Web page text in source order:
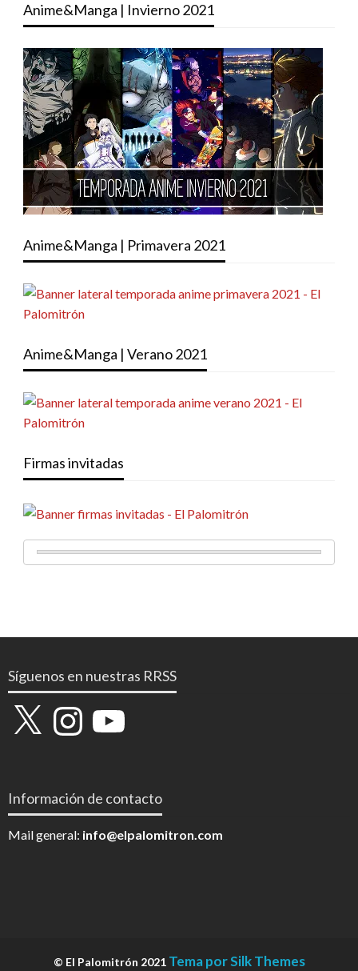
Anime&Manga | Invierno 2021
Anime&Manga | Primavera 2021
Anime&Manga | Verano 2021
Firmas invitadas
Síguenos en nuestras RRSS
X InstagramYouTube
Información de contacto
Mail general: info@elpalomitron.com
© El Palomitrón 2021 Tema por Silk Themes